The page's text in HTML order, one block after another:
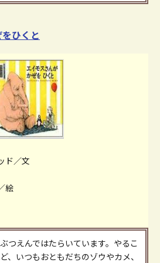
ひくと
ド／文
絵
つえんではたらいています。やるこ
、いつもおともだちのゾウやカメ、